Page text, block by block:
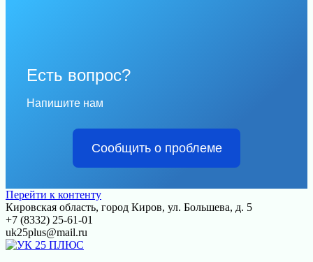
Есть вопрос?
Напишите нам
Сообщить о проблеме
Перейти к контенту
Кировская область, город Киров, ул. Большева, д. 5
+7 (8332) 25-61-01
uk25plus@mail.ru